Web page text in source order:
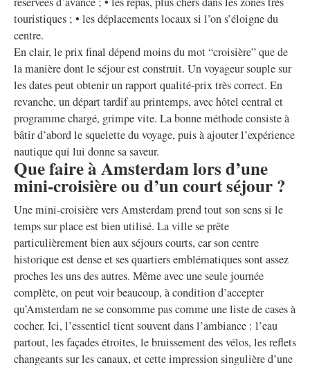
touristiques ; • les déplacements locaux si l’on s’éloigne du
centre.
En clair, le prix final dépend moins du mot “croisière” que de
la manière dont le séjour est construit. Un voyageur souple sur
les dates peut obtenir un rapport qualité-prix très correct. En
revanche, un départ tardif au printemps, avec hôtel central et
programme chargé, grimpe vite. La bonne méthode consiste à
bâtir d’abord le squelette du voyage, puis à ajouter l’expérience
nautique qui lui donne sa saveur.
Que faire à Amsterdam lors d’une
mini-croisière ou d’un court séjour ?
Une mini-croisière vers Amsterdam prend tout son sens si le
temps sur place est bien utilisé. La ville se prête
particulièrement bien aux séjours courts, car son centre
historique est dense et ses quartiers emblématiques sont assez
proches les uns des autres. Même avec une seule journée
complète, on peut voir beaucoup, à condition d’accepter
qu’Amsterdam ne se consomme pas comme une liste de cases à
cocher. Ici, l’essentiel tient souvent dans l’ambiance : l’eau
partout, les façades étroites, le bruissement des vélos, les reflets
changeants sur les canaux, et cette impression singulière d’une